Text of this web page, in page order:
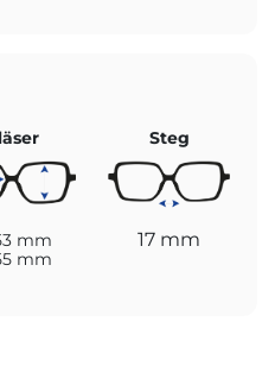
mm
mm
Steg
17 mm